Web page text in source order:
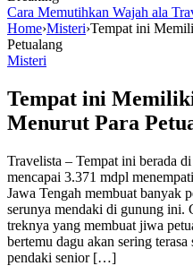
Cara Memutihkan Wajah ala
Home›Misteri›Tempat ini
Petualang
Misteri
Tempat ini
Menurut Para
Travelista – Tempat ini berada
mencapai 3.371 mdpl
Jawa Tengah membuat banyak
serunya mendaki di gunung ini.
treknya yang membuat jiwa
bertemu dagu akan sering
pendaki senior […]